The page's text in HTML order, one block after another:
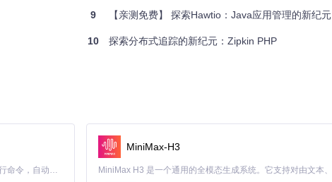
为您的应用程序开启无微不至的保护！
9 【亲测免费】 探索Hawtio：Java应用管理的新纪元
10 探索分布式追踪的新纪元：Zipkin PHP
Claude Code 的开源替代方案。连接任意大模型，编辑代码，运行命令，自动验证 — 全自动执行。用 Rust 构建，极致性能。 ｜ An open-source alternative to Claude Code. Connect any LLM, edit code, run commands, and verify changes — autonomously. Built in Rust for speed. Get Started
MiniMax-H3